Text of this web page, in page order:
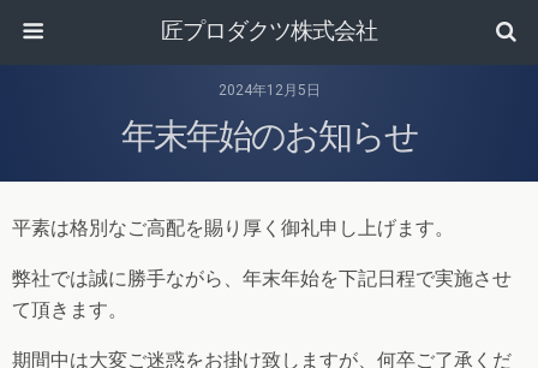
匠プロダクツ株式会社
2024年12月5日
年末年始のお知らせ
平素は格別なご高配を賜り厚く御礼申し上げます。
弊社では誠に勝手ながら、年末年始を下記日程で実施させ
て頂きます。
期間中は大変ご迷惑をお掛け致しますが、何卒ご了承くだ